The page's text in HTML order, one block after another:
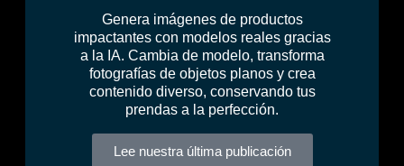
Genera imágenes de productos
impactantes con modelos reales gracias
a la IA. Cambia de modelo, transforma
fotografías de objetos planos y crea
contenido diverso, conservando tus
prendas a la perfección.
Lee nuestra última publicación